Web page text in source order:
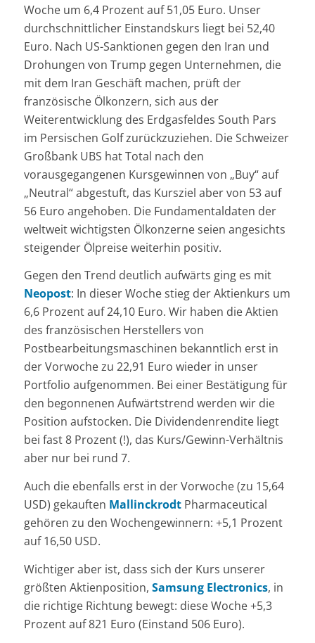
Woche um 6,4 Prozent auf 51,05 Euro. Unser
durchschnittlicher Einstandskurs liegt bei 52,40
Euro. Nach US-Sanktionen gegen den Iran und
Drohungen von Trump gegen Unternehmen, die
mit dem Iran Geschäft machen, prüft der
französische Ölkonzern, sich aus der
Weiterentwicklung des Erdgasfeldes South Pars
im Persischen Golf zurückzuziehen. Die Schweizer
Großbank UBS hat Total nach den
vorausgegangenen Kursgewinnen von „Buy“ auf
„Neutral“ abgestuft, das Kursziel aber von 53 auf
56 Euro angehoben. Die Fundamentaldaten der
weltweit wichtigsten Ölkonzerne seien angesichts
steigender Ölpreise weiterhin positiv.
Gegen den Trend deutlich aufwärts ging es mit
Neopost: In dieser Woche stieg der Aktienkurs um
6,6 Prozent auf 24,10 Euro. Wir haben die Aktien
des französischen Herstellers von
Postbearbeitungsmaschinen bekanntlich erst in
der Vorwoche zu 22,91 Euro wieder in unser
Portfolio aufgenommen. Bei einer Bestätigung für
den begonnenen Aufwärtstrend werden wir die
Position aufstocken. Die Dividendenrendite liegt
bei fast 8 Prozent (!), das Kurs/Gewinn-Verhältnis
aber nur bei rund 7.
Auch die ebenfalls erst in der Vorwoche (zu 15,64
USD) gekauften MallinckrodtPharmaceutical
gehören zu den Wochengewinnern: +5,1 Prozent
auf 16,50 USD.
Wichtiger aber ist, dass sich der Kurs unserer
größten Aktienposition, Samsung Electronics, in
die richtige Richtung bewegt: diese Woche +5,3
Prozent auf 821 Euro (Einstand 506 Euro).